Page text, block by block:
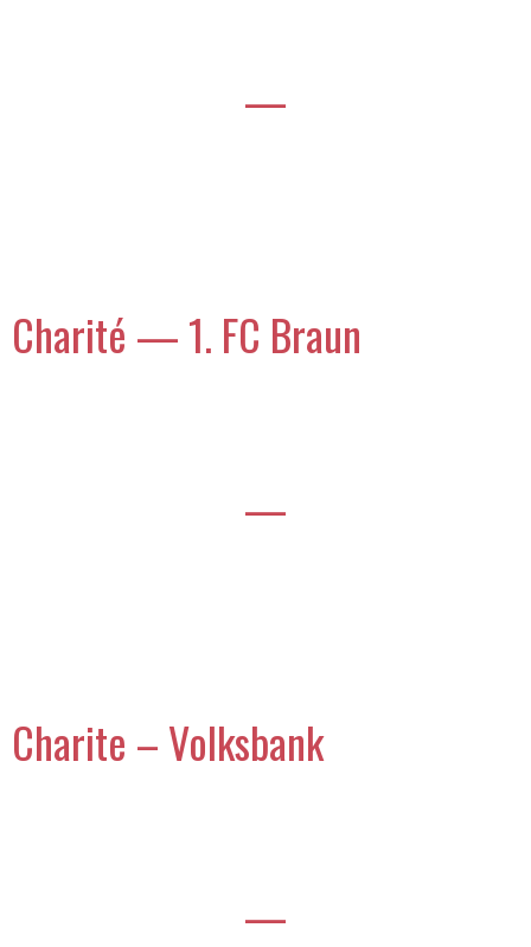
—
Charité — 1. FC Braun
—
Charite – Volksbank
—